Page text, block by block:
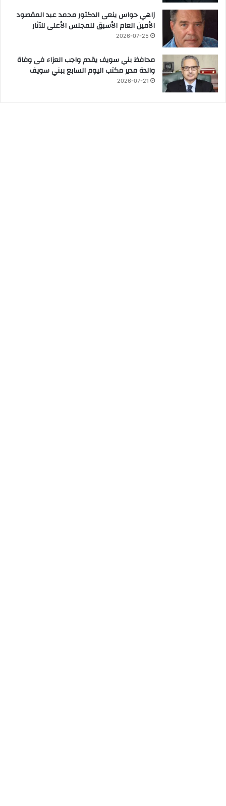
زاهي حواس ينعى الدكتور محمد عبد المقصود
الأمين العام الأسبق للمجلس الأعلى للآثار
2026-07-25
محافظ بني سويف يقدم واجب العزاء فى وفاة
والدة مدير مكتب اليوم السابع ببني سويف
2026-07-21